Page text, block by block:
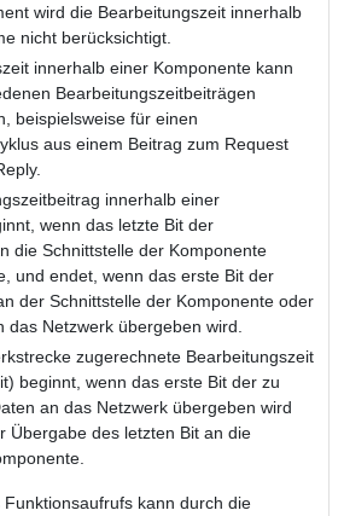
wird die Bearbeitungszeit innerhalb
nicht berücksichtigt.
innerhalb einer Komponente kann
Bearbeitungszeitbeiträgen
beispielsweise für einen
aus einem Beitrag zum Request
innerhalb einer
wenn das letzte Bit der
die Schnittstelle der Komponente
und endet, wenn das erste Bit der
der Schnittstelle der Komponente oder
das Netzwerk übergeben wird.
zugerechnete Bearbeitungszeit
beginnt, wenn das erste Bit der zu
an das Netzwerk übergeben wird
Übergabe des letzten Bit an die
kann durch die